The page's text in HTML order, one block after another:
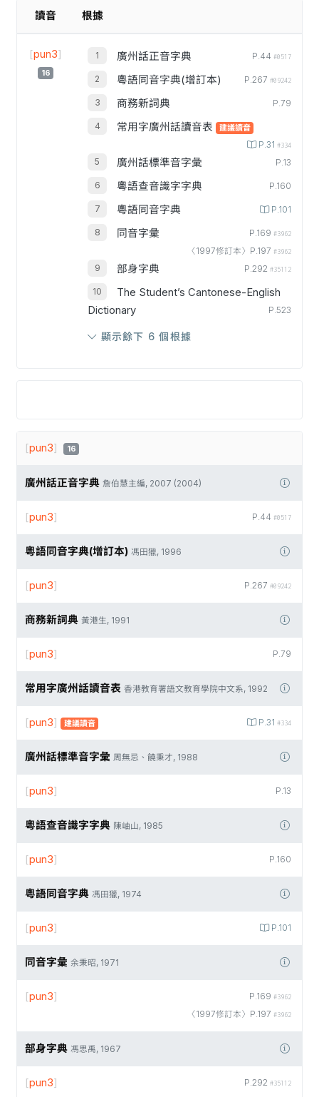
讀音 根據
[pun3]
16
廣州話正音字典 P.44 #0517
粵語同音字典(增訂本) P.267 #09242
商務新詞典 P.79
常用字廣州話讀音表 建議讀音
P.31 #334
廣州話標準音字彙 P.13
粵語查音識字字典 P.160
粵語同音字典 P.101
同音字彙 P.169 #3962
〈1997修訂本〉P.197 #3962
部身字典 P.292 #35112
The Student’s Cantonese-English
Dictionary
P.523
顯示餘下 6 個根據
[pun3] 16
廣州話正音字典 詹伯慧主編, 2007 (2004)
P.44 #0517
[pun3]
粵語同音字典(增訂本) 馮田獵, 1996
P.267 #09242
[pun3]
商務新詞典 黃港生, 1991
P.79
[pun3]
常用字廣州話讀音表 香港教育署語文教育學院中文系, 1992
P.31 #334
[pun3] 建議讀音
廣州話標準音字彙 周無忌、饒秉才, 1988
P.13
[pun3]
粵語查音識字字典 陳岫山, 1985
P.160
[pun3]
粵語同音字典 馮田獵, 1974
P.101
[pun3]
同音字彙 余秉昭, 1971
P.169 #3962
〈1997修訂本〉P.197 #3962
[pun3]
部身字典 馮思禹, 1967
P.292 #35112
[pun3]